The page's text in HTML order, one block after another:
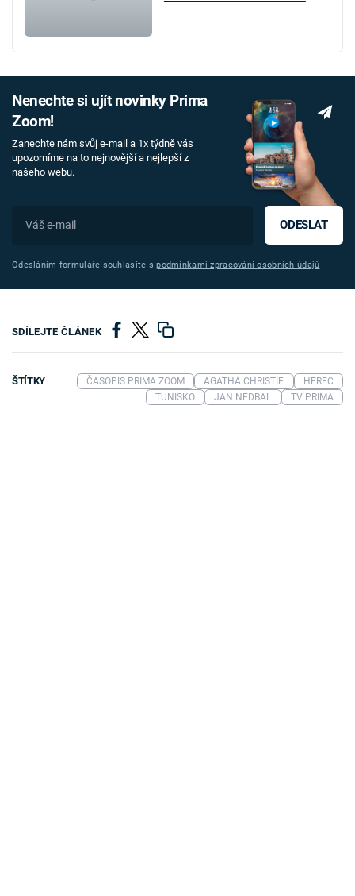
Nenechte si ujít novinky Prima
Zoom!
Zanechte nám svůj e-mail a 1x týdně vás
upozorníme na to nejnovější a nejlepší z
našeho webu.
ODESLAT
Odesláním formuláře souhlasíte spodmínkami zpracování osobních údajů
SDÍLEJTE ČLÁNEK
ŠTÍTKY ČASOPIS PRIMA ZOOM AGATHA CHRISTIE
HEREC
TUNISKO
JAN NEDBAL TV PRIMA